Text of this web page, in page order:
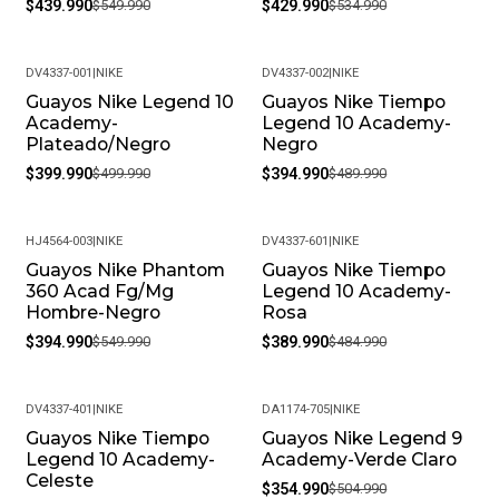
$439.990$549.990 $429.990$534.990
-20%
DV4337-001 NIKE
Guayos Nike Legend 10
Academy-
Plateado/Negro
$399.990$499.990
-19%
DV4337-002| NIKE
Guayos Nike Tiempo
Legend 10 Academy-
Negro
$394.990$489.990
-28%
HJ4564-003| NIKE
Guayos Nike Phantom
360 Acad Fg/Mg
Hombre-Negro
$394.990$549.990
-20%
DV4337-601 NIKE
Guayos Nike Tiempo
Legend 10 Academy-
Rosa
$389.990$484.990
-28%
DV4337-401 NIKE
Guayos Nike Tiempo
Legend 10 Academy-
Celeste
-30%
DA1174-705 NIKE
Guayos Nike Legend 9
Academy-Verde Claro
$354.990$504.990